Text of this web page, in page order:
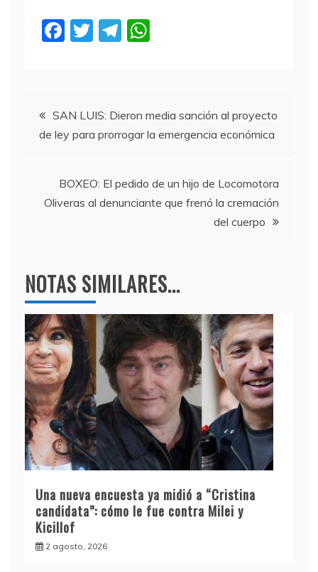
F
b
o
k
T
T
a
m
A
p
Navegación
de
entradas
SAN LUIS: Dieron media sanción al proyecto
de ley para prorrogar la emergencia económica
BOXEO: El pedido de un hijo de Locomotora
Oliveras al denunciante que frenó la cremación
del cuerpo
NOTAS SIMILARES...
Una nueva encuesta ya midió a “Cristina
candidata”: cómo le fue contra Milei y
Kicillof
2 agosto, 2026